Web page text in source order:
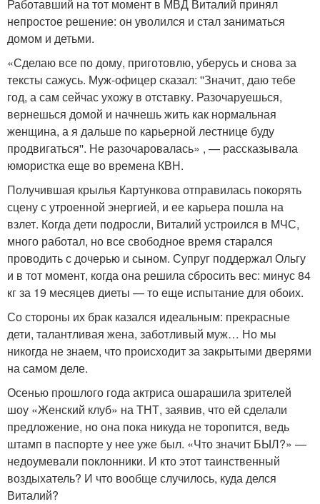
Работавший на тот момент в МВД Виталий принял
непростое решение: он уволился и стал заниматься
домом и детьми.
«Сделаю все по дому, приготовлю, уберусь и снова за
тексты сажусь. Муж-офицер сказал: ''Значит, даю тебе
год, а сам сейчас ухожу в отставку. Разочаруешься,
вернешься домой и начнешь жить как нормальная
женщина, а я дальше по карьерной лестнице буду
продвигаться''. Не разочаровалась» , — рассказывала
юмористка еще во времена КВН.
Получившая крылья Картункова отправилась покорять
сцену с утроенной энергией, и ее карьера пошла на
взлет. Когда дети подросли, Виталий устроился в МЧС,
много работал, но все свободное время старался
проводить с дочерью и сыном. Супруг поддержал Ольгу
и в тот момент, когда она решила сбросить вес: минус 84
кг за 19 месяцев диеты — то еще испытание для обоих.
Со стороны их брак казался идеальным: прекрасные
дети, талантливая жена, заботливый муж… Но мы
никогда не знаем, что происходит за закрытыми дверями
на самом деле.
Осенью прошлого года актриса ошарашила зрителей
шоу «Женский клуб» на ТНТ, заявив, что ей сделали
предложение, но она пока никуда не торопится, ведь
штамп в паспорте у нее уже был. «Что значит БЫЛ?» —
недоумевали поклонники. И кто этот таинственный
воздыхатель? И что вообще случилось, куда делся
Виталий?